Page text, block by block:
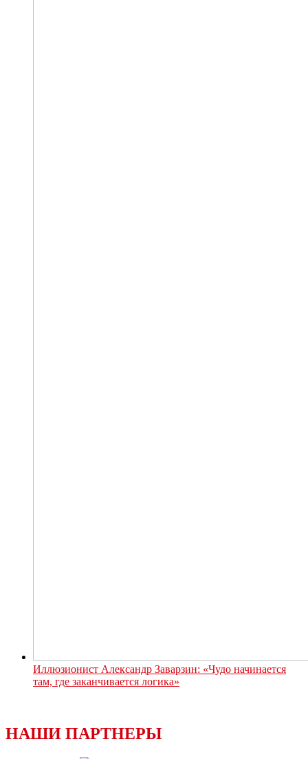
Иллюзионист Александр Заварзин: «Чудо начинается
там, где заканчивается логика»
НАШИ ПАРТНЕРЫ